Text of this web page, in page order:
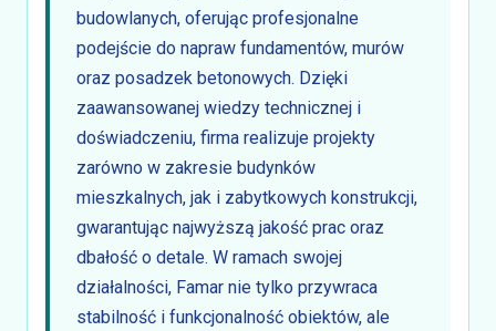
budowlanych, oferując profesjonalne
podejście do napraw fundamentów, murów
oraz posadzek betonowych. Dzięki
zaawansowanej wiedzy technicznej i
doświadczeniu, firma realizuje projekty
zarówno w zakresie budynków
mieszkalnych, jak i zabytkowych konstrukcji,
gwarantując najwyższą jakość prac oraz
dbałość o detale. W ramach swojej
działalności, Famar nie tylko przywraca
stabilność i funkcjonalność obiektów, ale